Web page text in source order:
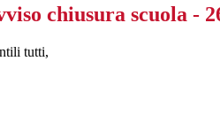
chiusura scuola -
tutti,